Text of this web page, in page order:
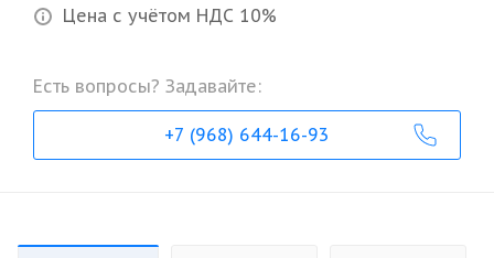
Цена с учётом НДС 10%
Есть вопросы? Задавайте:
+7 (968) 644-16-93